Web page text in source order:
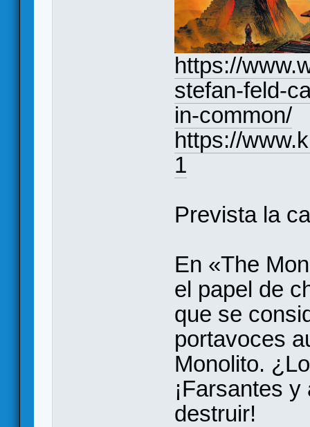
https://
stefan-feld-
in-common/
https://
1
Prevista la
En «The
el papel de
que se
portavoces
Monolito.
¡Farsantes
destruir!